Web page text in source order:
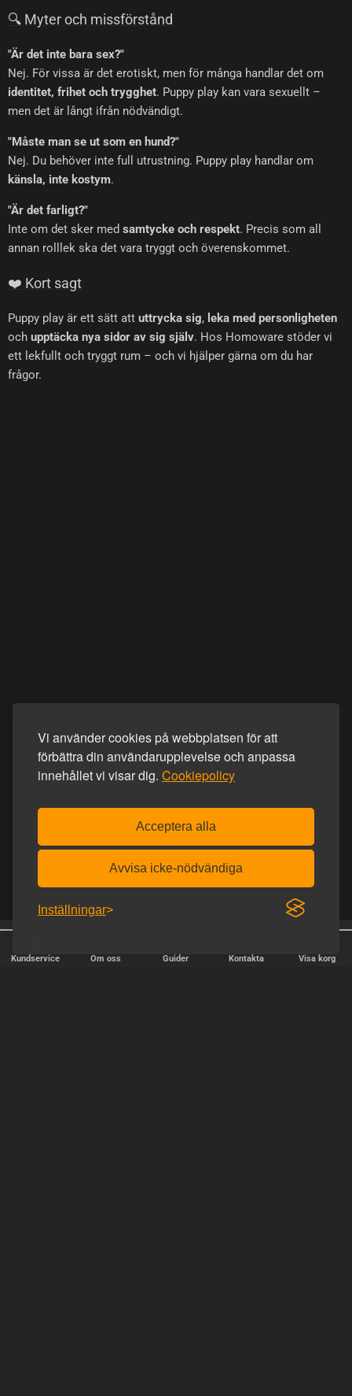
Vi använder cookies på webbplatsen för att
förbättra din användarupplevelse och anpassa
innehållet vi visar dig. Cookiepolicy
Acceptera alla
Avvisa icke-nödvändiga
Inställningar
🔍 Myter och missförstånd
"Är det inte bara sex?"
Nej. För vissa är det erotiskt, men för många handlar det om
identitet, frihet och trygghet. Puppy play kan vara sexuellt –
men det är långt ifrån nödvändigt.
"Måste man se ut som en hund?"
Nej. Du behöver inte full utrustning. Puppy play handlar om
känsla, inte kostym.
"Är det farligt?"
Inte om det sker med samtycke och respekt. Precis som all
annan rolllek ska det vara tryggt och överenskommet.
❤️ Kort sagt
Puppy play är ett sätt att uttrycka sig, leka med personligheten
och upptäcka nya sidor av sig själv. Hos Homoware stöder vi
ett lekfullt och tryggt rum – och vi hjälper gärna om du har
frågor.
Kundservice Om oss Guider Kontakta Visa korg